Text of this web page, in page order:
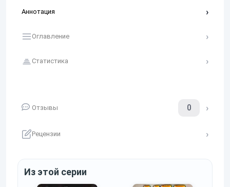
Аннотация
Оглавление
Статистика
Отзывы 0
Рецензии
Из этой серии